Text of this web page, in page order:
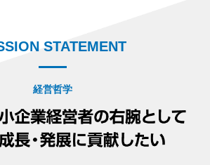
STATEMENT
経営哲学